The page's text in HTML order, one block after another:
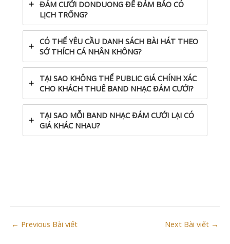
ĐÁM CƯỚI DONDUONG ĐỂ ĐẢM BẢO CÓ
LỊCH TRỐNG?
CÓ THỂ YÊU CẦU DANH SÁCH BÀI HÁT THEO
SỞ THÍCH CÁ NHÂN KHÔNG?
TẠI SAO KHÔNG THỂ PUBLIC GIÁ CHÍNH XÁC
CHO KHÁCH THUÊ BAND NHẠC ĐÁM CƯỚI?
TẠI SAO MỖI BAND NHẠC ĐÁM CƯỚI LẠI CÓ
GIÁ KHÁC NHAU?
Post
← Previous Bài viết Next Bài viết →